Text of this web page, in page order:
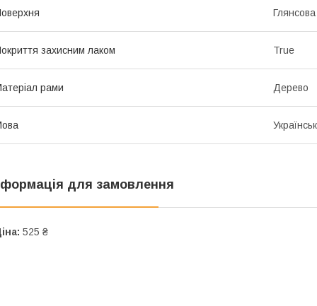
Глянсова
захисним лаком True
рами Дерево
для замовлення
525 ₴